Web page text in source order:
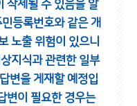
삭제될 수 있음을 알
등록번호와 같은 개
노출 위험이 있으니
지식과 관련한 일부
변을 게재할 예정입
변이 필요한 경우는